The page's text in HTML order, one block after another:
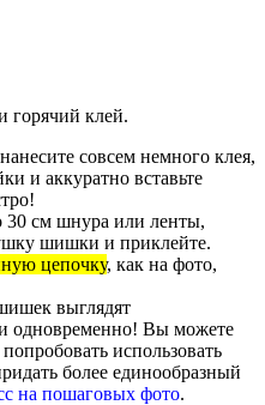
горячий клей.
совсем немного клея,
и аккуратно вставьте
30 см шнура или ленты,
шишки и приклейте.
цепочку, как на фото,
выглядят
одновременно! Вы можете
использовать
более единообразный
на пошаговых фото.